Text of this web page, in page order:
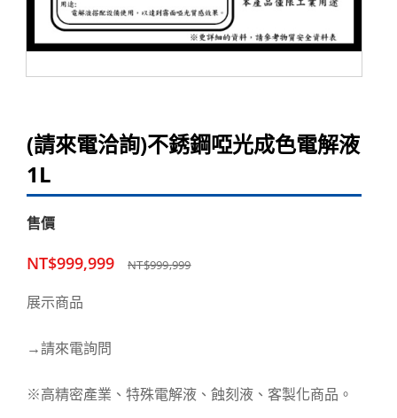
(請來電洽詢)不銹鋼啞光成色電解液
1L
售價
NT$999,999 NT$999,999
展示商品
→請來電詢問
※高精密產業、特殊電解液、蝕刻液、客製化商品。